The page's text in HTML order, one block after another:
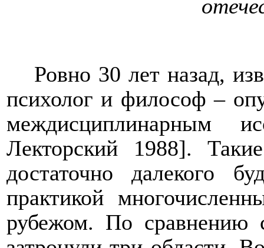
Ровно 30 лет назад,
психолог и философ –
междисциплинарным
Лекторский 1988].
достаточно далекого
практикой
рубежом. По сравнению